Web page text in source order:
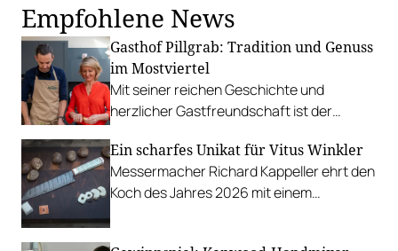
Empfohlene News
Gasthof Pillgrab: Tradition und Genuss
im Mostviertel
Mit seiner reichen Geschichte und
herzlicher Gastfreundschaft ist der
Mostviertel. Der familiengeführte Betrieb
vereint Tradition, regionale Kulinarik und
Nachhaltigkeit auf einzigartige Weise –
Ein scharfes Unikat für Vitus Winkler
Messermacher Richard Kappeller ehrt den
Koch des Jahres 2026 mit einem